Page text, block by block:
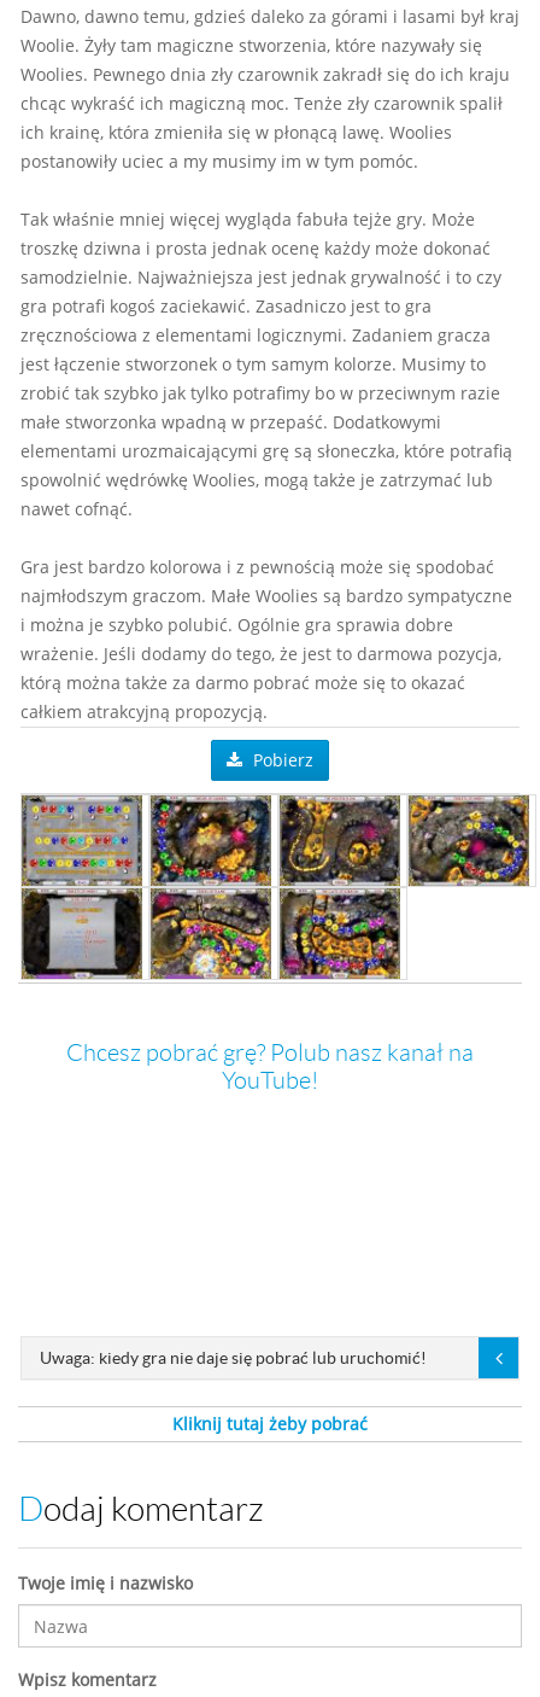
Dawno, dawno temu, gdzieś daleko za górami i lasami był kraj
Woolie. Żyły tam magiczne stworzenia, które nazywały się
Woolies. Pewnego dnia zły czarownik zakradł się do ich kraju
chcąc wykraść ich magiczną moc. Tenże zły czarownik spalił
ich krainę, która zmieniła się w płonącą lawę. Woolies
postanowiły uciec a my musimy im w tym pomóc.
Tak właśnie mniej więcej wygląda fabuła tejże gry. Może
troszkę dziwna i prosta jednak ocenę każdy może dokonać
samodzielnie. Najważniejsza jest jednak grywalność i to czy
gra potrafi kogoś zaciekawić. Zasadniczo jest to gra
zręcznościowa z elementami logicznymi. Zadaniem gracza
jest łączenie stworzonek o tym samym kolorze. Musimy to
zrobić tak szybko jak tylko potrafimy bo w przeciwnym razie
małe stworzonka wpadną w przepaść. Dodatkowymi
elementami urozmaicającymi grę są słoneczka, które potrafią
spowolnić wędrówkę Woolies, mogą także je zatrzymać lub
nawet cofnąć.
Gra jest bardzo kolorowa i z pewnością może się spodobać
najmłodszym graczom. Małe Woolies są bardzo sympatyczne
i można je szybko polubić. Ogólnie gra sprawia dobre
wrażenie. Jeśli dodamy do tego, że jest to darmowa pozycja,
którą można także za darmo pobrać może się to okazać
całkiem atrakcyjną propozycją.
Pobierz
Chcesz pobrać grę? Polub nasz kanał na
YouTube!
Uwaga: kiedy gra nie daje się pobrać lub uruchomić!
Kliknij tutaj żeby pobrać
Dodaj komentarz
Twoje imię i nazwisko
Wpisz komentarz